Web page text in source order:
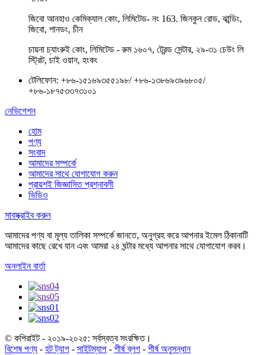
জিবো আনহাও কেমিক্যাল কোং, লিমিটেড- নং 163. জিনকুন রোড, ঝান্ডিং,
জিবো, শানডং, চীন
চায়না চ্যাংরুই কোং, লিমিটেড - রুম ১৬০৭, ট্রেন্ড সেন্টার, ২৯-৩১ চেউং লি
স্ট্রিট, চাই ওয়ান, হংকং
টেলিফোন: +৮৬-১৫১৬৯৩৫৫১৯৮/+৮৬-১৩৮৬৯৩৯৬৮০৫/
+৮৬-১৮৭৫৩৩৭৩১০১
নেভিগেশন
হোম
পণ্য
সংবাদ
আমাদের সম্পর্কে
আমাদের সাথে যোগাযোগ করুন
প্রায়শই জিজ্ঞাসিত প্রশ্নাবলী
ভিডিও
সাবস্ক্রাইব করুন
আমাদের পণ্য বা মূল্য তালিকা সম্পর্কে জানতে, অনুগ্রহ করে আপনার ইমেল ঠিকানাটি
আমাদের কাছে রেখে যান এবং আমরা ২৪ ঘন্টার মধ্যে আপনার সাথে যোগাযোগ করব।
অনলাইন বার্তা
© কপিরাইট - ২০১৯-২০২৫: সর্বস্বত্ব সংরক্ষিত।
বিশেষ পণ্য - হট ট্যাগ - সাইটম্যাপ - শীর্ষ ব্লগ - শীর্ষ অনুসন্ধান